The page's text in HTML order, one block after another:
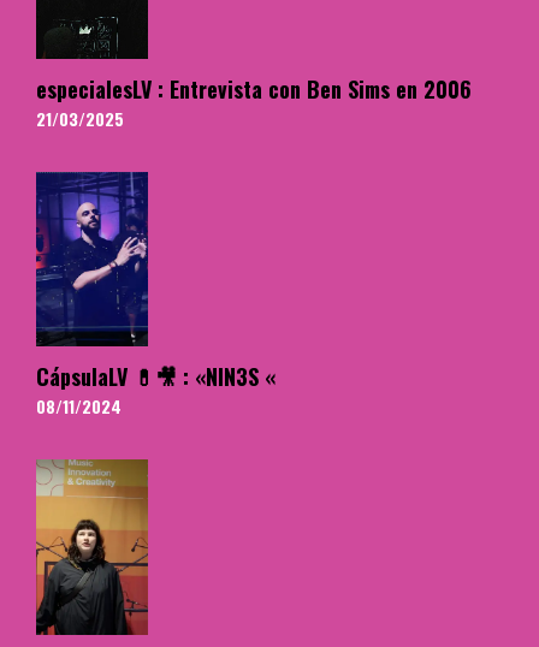
especialesLV : Entrevista con Ben Sims en 2006
21/03/2025
CápsulaLV 💊🎥 : «NIN3S «
08/11/2024